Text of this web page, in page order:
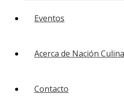
Eventos
Acerca de Nación
Contacto